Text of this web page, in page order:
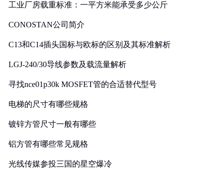
工业厂房载重标准：一平方米能承受多少公斤
CONOSTAN公司简介
C13和C14插头国标与欧标的区别及其标准解析
LGJ-240/30导线参数及载流量解析
寻找nce01p30k MOSFET管的合适替代型号
电梯的尺寸有哪些规格
镀锌方管尺寸一般有哪些
铝方管有哪些常见规格
光线传媒参投三国的星空爆冷